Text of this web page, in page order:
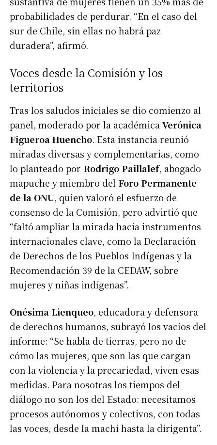
probabilidades de perdurar. “En el caso del
sur de Chile, sin ellas no habrá paz
duradera”, afirmó.
Voces desde la Comisión y los
territorios
Tras los saludos iniciales se dio comienzo al
panel, moderado por la académica Verónica
Figueroa Huencho. Esta instancia reunió
miradas diversas y complementarias, como
lo planteado por Rodrigo Paillalef, abogado
mapuche y miembro del Foro Permanente
de la ONU, quien valoró el esfuerzo de
consenso de la Comisión, pero advirtió que
“faltó ampliar la mirada hacia instrumentos
internacionales clave, como la Declaración
de Derechos de los Pueblos Indígenas y la
Recomendación 39 de la CEDAW, sobre
mujeres y niñas indígenas”.
Onésima Lienqueo, educadora y defensora
de derechos humanos, subrayó los vacíos del
informe: “Se habla de tierras, pero no de
cómo las mujeres, que son las que cargan
con la violencia y la precariedad, viven esas
medidas. Para nosotras los tiempos del
diálogo no son los del Estado: necesitamos
procesos autónomos y colectivos, con todas
las voces, desde la machi hasta la dirigenta”.